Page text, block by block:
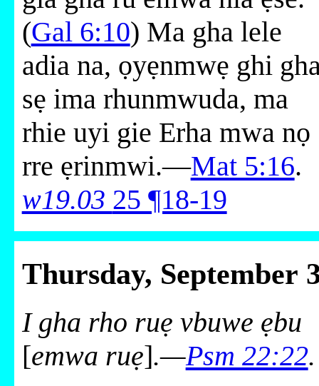
(Gal 6:10) Ma gha lele
adia na, ọyẹnmwẹ ghi
sẹ ima rhunmwuda, ma
rhie uyi gie Erha mwa nọ
rre ẹrinmwi.—Mat 5:16.
w19.03 25 ¶18-19
Thursday, September
I gha rho ruẹ vbuwe ẹbu
[emwa ruẹ].—Psm 22:22.